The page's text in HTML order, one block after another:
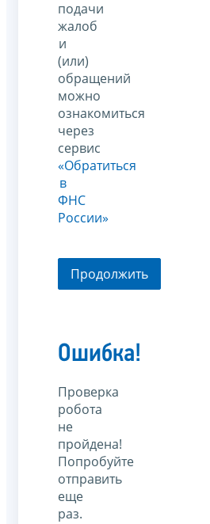
подачи
жалоб
и
(или)
обращений
можно
ознакомиться
через
сервис
«Обратиться
в
ФНС
России»
Продолжить
Ошибка!
Проверка
робота
не
пройдена!
Попробуйте
отправить
еще
раз.